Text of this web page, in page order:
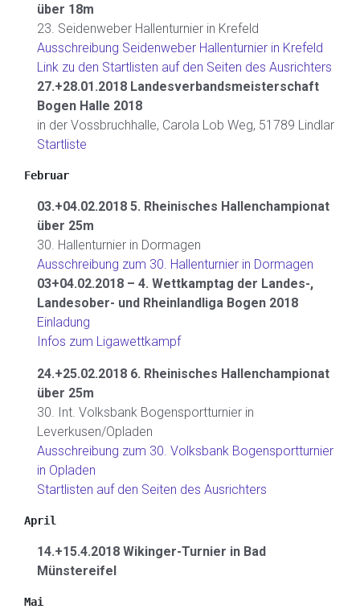
über 18m
23. Seidenweber Hallenturnier in Krefeld
Ausschreibung Seidenweber Hallenturnier in Krefeld
Link zu den Startlisten auf den Seiten des Ausrichters
27.+28.01.2018 Landesverbandsmeisterschaft
Bogen Halle 2018
in der Vossbruchhalle, Carola Lob Weg, 51789 Lindlar
Startliste
Februar
03.+04.02.2018 5. Rheinisches Hallenchampionat
über 25m
30. Hallenturnier in Dormagen
Ausschreibung zum 30. Hallenturnier in Dormagen
03+04.02.2018 – 4. Wettkamptag der Landes-,
Landesober- und Rheinlandliga Bogen 2018
Einladung
Infos zum Ligawettkampf
24.+25.02.2018 6. Rheinisches Hallenchampionat
über 25m
30. Int. Volksbank Bogensportturnier in
Leverkusen/Opladen
Ausschreibung zum 30. Volksbank Bogensportturnier
in Opladen
Startlisten auf den Seiten des Ausrichters
April
14.+15.4.2018 Wikinger-Turnier in Bad
Münstereifel
Mai